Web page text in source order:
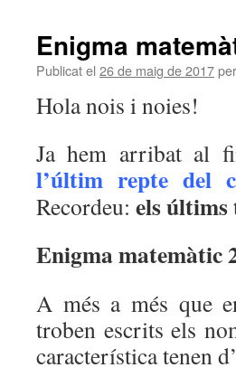
Enigma
Publicat el 26 de maig de 2017per
Hola nois i noies!
Ja hem arribat al
l’últim repte del
Recordeu: els últims
Enigma matemàtic
A més a més que
troben escrits els
característica tenen